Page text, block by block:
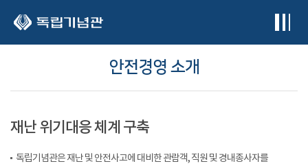
안전경영 소개
재난 위기대응 체계 구축
독립기념관은 재난 및 안전사고에 대비한 관람객, 직원 및 경내종사자를